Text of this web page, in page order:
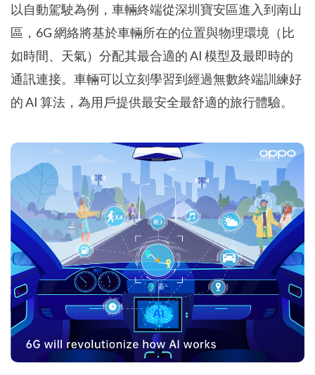
以自動駕駛為例，車輛終端從深圳寶安區進入到南山
區，6G 網絡將基於車輛所在的位置與物理環境（比
如時間、天氣）分配其最合適的 AI 模型及最即時的
通訊連接。車輛可以立刻學習到經過無數終端訓練好
的 AI 算法，為用戶提供最安全最舒適的旅行體驗。